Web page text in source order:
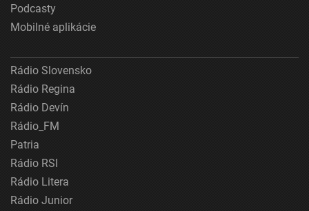
Podcasty
Mobilné aplikácie
Rádio Slovensko
Rádio Regina
Rádio Devín
Rádio_FM
Patria
Rádio RSI
Rádio Litera
Rádio Junior